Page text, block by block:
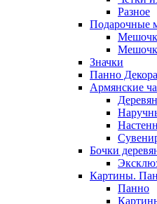
Разное
Подарочные
Значки
Панно
Армянские
Бочки
Картины.
Панно